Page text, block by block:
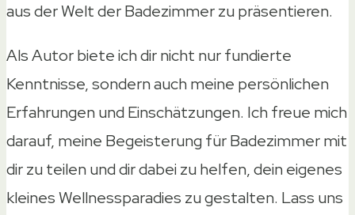
aus der Welt der Badezimmer zu präsentieren.
Als Autor biete ich dir nicht nur fundierte
Kenntnisse, sondern auch meine persönlichen
Erfahrungen und Einschätzungen. Ich freue mich
darauf, meine Begeisterung für Badezimmer mit
dir zu teilen und dir dabei zu helfen, dein eigenes
kleines Wellnessparadies zu gestalten. Lass uns